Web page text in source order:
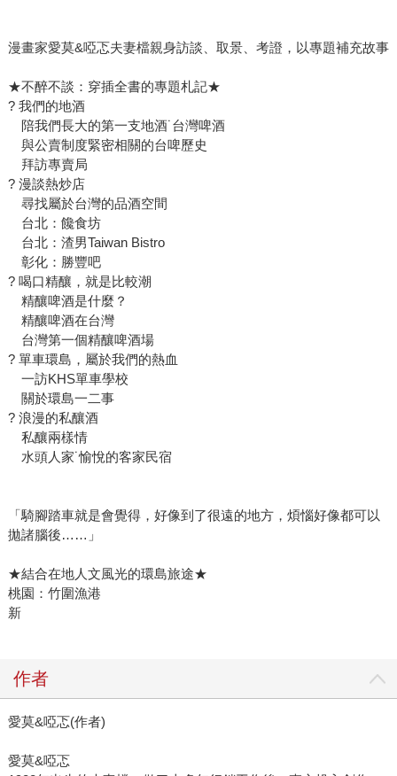
漫畫家愛莫&啞忑夫妻檔親身訪談、取景、考證，以專題補充故事
★不醉不談：穿插全書的專題札記★
? 我們的地酒
陪我們長大的第一支地酒˙台灣啤酒
與公賣制度緊密相關的台啤歷史
拜訪專賣局
? 漫談熱炒店
尋找屬於台灣的品酒空間
台北：饞食坊
台北：渣男Taiwan Bistro
彰化：勝豐吧
? 喝口精釀，就是比較潮
精釀啤酒是什麼？
精釀啤酒在台灣
台灣第一個精釀啤酒場
? 單車環島，屬於我們的熱血
一訪KHS單車學校
關於環島一二事
? 浪漫的私釀酒
私釀兩樣情
水頭人家˙愉悅的客家民宿
「騎腳踏車就是會覺得，好像到了很遠的地方，煩惱好像都可以
拋諸腦後……」
★結合在地人文風光的環島旅途★
桃園：竹圍漁港
新
作者
愛莫&啞忑(作者)
愛莫&啞忑